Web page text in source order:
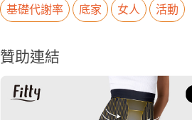
基礎代謝率
底家 女人 活動
贊助連結